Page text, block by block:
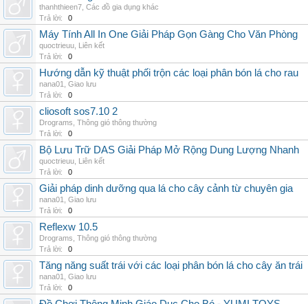
thanhthieen7 Các đồ gia dụng khác
Trả lời:
0
Máy Tính All In One Giải Pháp Gọn Gàng Cho Văn Phòng
quoctrieuu Liên kết
Trả lời:
0
Hướng dẫn kỹ thuật phối trộn các loại phân bón lá cho rau
nana01
Giao lưu
Trả lời:
0
cliosoft sos7.10 2
Drograms Thông gió thông thường
Trả lời:
0
Bộ Lưu Trữ DAS Giải Pháp Mở Rộng Dung Lượng Nhanh
quoctrieuu Liên kết
Trả lời:
0
Giải pháp dinh dưỡng qua lá cho cây cảnh từ chuyên gia
nana01
Giao lưu
Trả lời:
0
Reflexw 10.5
Drograms Thông gió thông thường
Trả lời:
0
Tăng năng suất trái với các loại phân bón lá cho cây ăn trái
nana01
Giao lưu
Trả lời:
0